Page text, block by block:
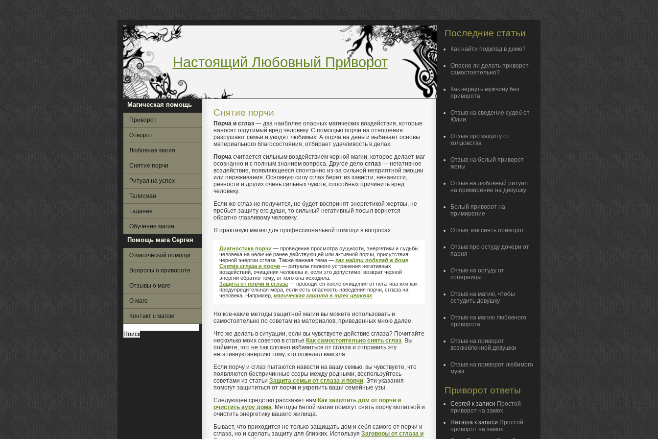
Настоящий Любовный Приворот
Снятие порчи
Порча и сглаз — два наиболее опасных магических воздействия, которые
наносят ощутимый вред человеку. С помощью порчи на отношения
разрушают семьи и уводят любимых. А порча на деньги выбивает основы
материального благосостояния, отбирает удачливость в делах.
Порча считается сильным воздействием черной магии, которое делает маг
осознанно и с полным знанием вопроса. Другое дело сглаз — негативное
воздействие, появляющееся спонтанно из-за сильной неприятной эмоции
или переживания. Основную силу сглаз берет из зависти, ненависти,
ревности и других очень сильных чувств, способных причинить вред
человеку.
Если же сглаз не получится, не будет воспринят энергетикой жертвы, не
пробьет защиту его души, то сильный негативный посыл вернется
обратно глазливому человеку.
Я практикую магию для профессиональной помощи в вопросах:
Диагностика порчи — проведение просмотра сущности, энергетики и судьбы
человека на наличие ранее действующей или активной порчи, присутствия
черной энергии сглаза. Также важная тема — как найти подклад в доме
Снятие сглаза и порчи — ритуалы полного устранения негативных
воздействий, очищения человека и, если это допустимо, возврат черной
энергии обратно тому, от кого она исходила.
Защита от порчи и сглаза — проводится после очищения от негатива или как
предупредительная мера, если есть опасность наведения порчи, сглаза на
человека. Например, магическая защита в трех церквях.
Но кое-какие методы защитной магии вы можете использовать и
самостоятельно по советам из материалов, приведенных мною далее.
Что же делать в ситуации, если вы чувствуете действие сглаза? Почитайте
несколько моих советов в статье Как самостоятельно снять сглаз. Вы
поймете, что не так сложно избавиться от сглаза и отправить эту
негативную энергию тому, кто пожелал вам зла.
Если порчу и сглаз пытаются навести на вашу семью, вы чувствуете, что
появляются беспричинные ссоры между родными, воспользуйтесь
советами из статьи Защита семьи от сглаза и порчи. Эти указания
помогут защититься от порчи и укрепить ваши семейные узы.
Следующее средство расскажет вам Как защитить дом от порчи и
очистить ауру дома. Методы белой магии помогут снять порчу молитвой и
очистить энергетику вашего жилища.
Бывает, что приходится не только защищать дом и себя самого от порчи и
сглаза, но и сделать защиту для близких. Используя Заговоры от сглаза и
Магическая помощь
Приворот
Отворот
Любовная магия
Снятие порчи
Ритуал на успех
Талисман
Гадание
Обучение магии
Помощь мага Сергея
О магической помощи
Вопросы о привороте
Отзывы о маге
О маге
Контакт с магом
Последние статьи
Как найти подклад в доме?
Опасно ли делать приворот
самостоятельно?
Как вернуть мужчину без
приворота
Отзыв на сведение судеб от
Юлии
Отзыв про защиту от
колдовства
Отзыв на белый приворот
жены
Отзыв на любовный ритуал
на примирение на девушку
Белый приворот на
примирение
Отзыв, как снять приворот
Отзыв про остуду дочери от
парня
Отзыв на остуду от
соперницы
Отзыв на магию, чтобы
остудить девушку
Отзыв на магию любовного
приворота
Отзыв на приворот
возлюбленной девушки
Отзыв на приворот любимого
мужа
Приворот ответы
Сергей к записи Простой
приворот на замок
Наташа к записи Простой
приворот на замок